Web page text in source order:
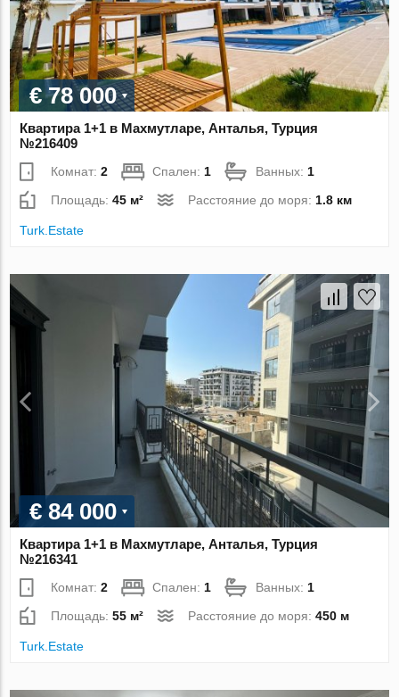
€ 78 000
Квартира 1+1 в Махмутларе, Анталья, Турция
№216409
Комнат:2 Спален: 1 Ванных: 1
Площадь:45 м² Расстояние до моря: 1.8 км
Turk.Estate
€ 84 000
Квартира 1+1 в Махмутларе, Анталья, Турция
№216341
Комнат:2 Спален: 1 Ванных: 1
Площадь:55 м² Расстояние до моря:450 м
Turk.Estate